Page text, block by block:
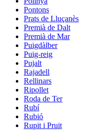
Pontons
Prats de Lluçanès
Premià de Dalt
Premià de Mar
Puigdàlber
Puig-reig
Pujalt
Rajadell
Rellinars
Ripollet
Roda de Ter
Rubí
Rubió
Rupit i Pruit